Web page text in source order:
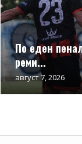
По еден
реми...
август 7, 2026